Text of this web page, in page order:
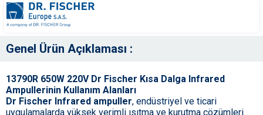
Genel Ürün Açıklaması :
13790R 650W 220V Dr Fischer Kısa Dalga Infrared
Ampullerinin Kullanım Alanları
Dr Fischer Infrared ampuller, endüstriyel ve ticari
uygulamalarda yüksek verimli ısıtma ve kurutma çözümleri